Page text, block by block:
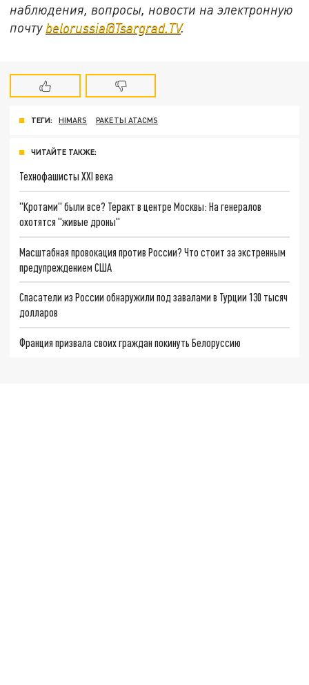
наблюдения, вопросы, новости на электронную
почту belorussia@Tsargrad.TV.
ТЕГИ: HIMARS РАКЕТЫ ATACMS
ЧИТАЙТЕ ТАКЖЕ:
Технофашисты XXI века
"Кротами" были все? Теракт в центре Москвы: На генералов
охотятся "живые дроны"
Масштабная провокация против России? Что стоит за экстренным
предупреждением США
Спасатели из России обнаружили под завалами в Турции 130 тысяч
долларов
Франция призвала своих граждан покинуть Белоруссию